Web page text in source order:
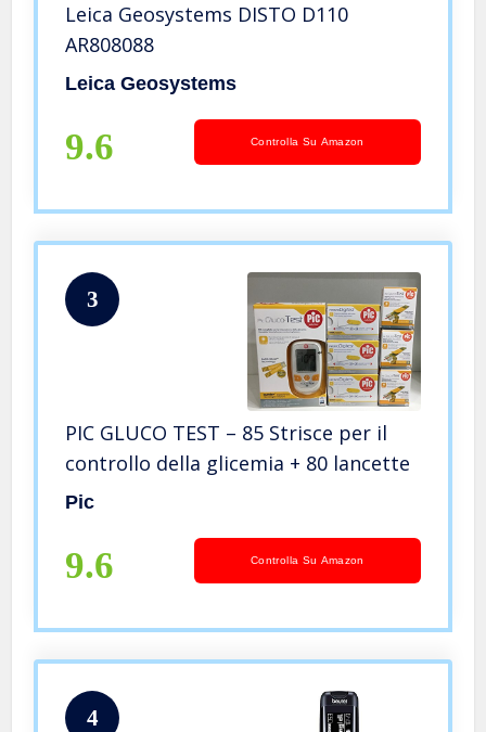
Leica Geosystems DISTO D110
AR808088
Leica Geosystems
9.6 Controlla Su Amazon
3
PIC GLUCO TEST – 85 Strisce per il
controllo della glicemia + 80 lancette
Pic
9.6 Controlla Su Amazon
4